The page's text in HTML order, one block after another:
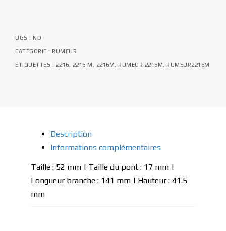
UGS : ND
CATÉGORIE : RUMEUR
ÉTIQUETTES : 2216, 2216 M , 2216M , RUMEUR 2216M , RUMEUR2216M
Description
Informations complémentaires
Taille : 52 mm | Taille du pont : 17 mm |
Longueur branche : 141 mm | Hauteur : 41.5
mm